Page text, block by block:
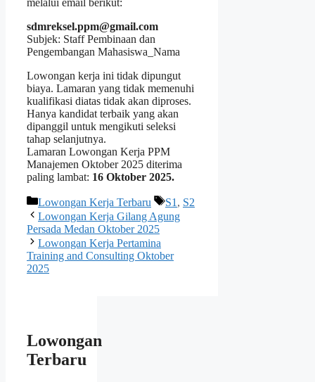
melalui email berikut:
sdmreksel.ppm@gmail.com
Subjek: Staff Pembinaan dan
Pengembangan Mahasiswa_Nama
Lowongan kerja ini tidak dipungut
biaya. Lamaran yang tidak memenuhi
kualifikasi diatas tidak akan diproses.
Hanya kandidat terbaik yang akan
dipanggil untuk mengikuti seleksi
tahap selanjutnya.
Lamaran Lowongan Kerja PPM
Manajemen Oktober 2025 diterima
paling lambat: 16 Oktober 2025.
Kategori
Lowongan Kerja Terbaru Tag
S1 , S2
Lowongan Kerja Gilang Agung
Persada Medan Oktober 2025
Lowongan Kerja Pertamina
Training and Consulting Oktober
2025
Lowongan
Terbaru